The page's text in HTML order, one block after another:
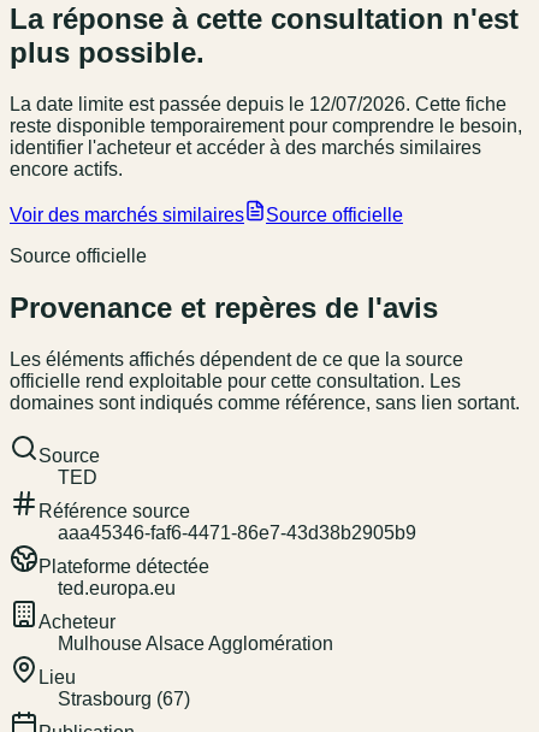
La réponse à cette consultation n'est
plus possible.
La date limite est passée depuis le 12/07/2026. Cette fiche
reste disponible temporairement pour comprendre le besoin,
identifier l'acheteur et accéder à des marchés similaires
encore actifs.
Voir des marchés similaires
Source officielle
Source officielle
Provenance et repères de l'avis
Les éléments affichés dépendent de ce que la source
officielle rend exploitable pour cette consultation. Les
domaines sont indiqués comme référence, sans lien sortant.
Source
TED
Référence source
aaa45346-faf6-4471-86e7-43d38b2905b9
Plateforme détectée
ted.europa.eu
Acheteur
Mulhouse Alsace Agglomération
Lieu
Strasbourg (67)